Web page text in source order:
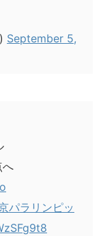
September 5,
へ
パラリンピッ